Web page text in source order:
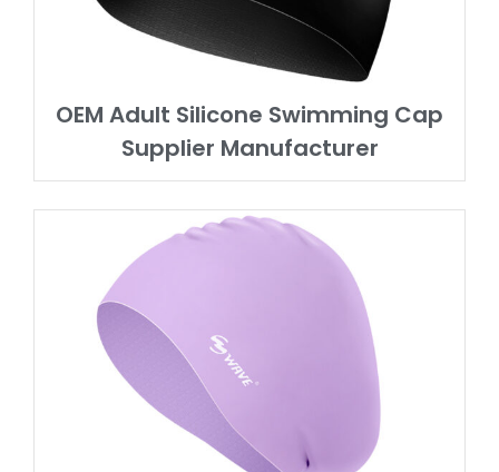
OEM Adult Silicone Swimming Cap
Supplier Manufacturer